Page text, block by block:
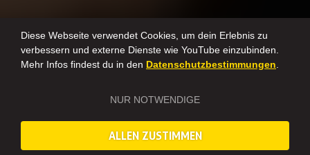
Diese Webseite verwendet Cookies, um dein Erlebnis zu
verbessern und externe Dienste wie YouTube einzubinden.
Mehr Infos findest du in den Datenschutzbestimmungen.
NUR NOTWENDIGE
ALLEN ZUSTIMMEN